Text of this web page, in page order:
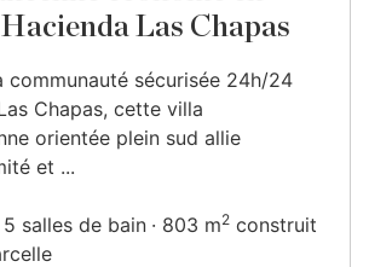
Las Chapas
communauté sécurisée 24h/24
Chapas, cette villa
orientée plein sud allie
et ...
5 salles de bain 803 m2 construit